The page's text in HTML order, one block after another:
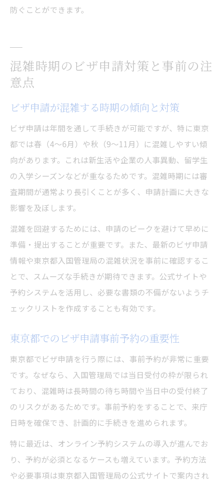
防ぐことができます。
混雑時期のビザ申請対策と事前の注
意点
ビザ申請が混雑する時期の傾向と対策
ビザ申請は年間を通して手続きが可能ですが、特に東京
都では春（4〜6月）や秋（9〜11月）に混雑しやすい傾
向があります。これは新生活や企業の人事異動、留学生
の入学シーズンなどが重なるためです。混雑時期には審
査期間が通常より長引くことが多く、申請計画に大きな
影響を及ぼします。
混雑を回避するためには、申請のピークを避けて早めに
準備・提出することが重要です。また、最新のビザ申請
情報や東京都入国管理局の混雑状況を事前に確認するこ
とで、スムーズな手続きが期待できます。公式サイトや
予約システムを活用し、必要な書類の不備がないようチ
ェックリストを作成することも有効です。
東京都でのビザ申請事前予約の重要性
東京都でビザ申請を行う際には、事前予約が非常に重要
です。なぜなら、入国管理局では当日受付の枠が限られ
ており、混雑時は長時間の待ち時間や当日中の受付終了
のリスクがあるためです。事前予約をすることで、来庁
日時を確保でき、計画的に手続きを進められます。
特に最近は、オンライン予約システムの導入が進んでお
り、予約が必須となるケースも増えています。予約方法
や必要事項は東京都入国管理局の公式サイトで案内され